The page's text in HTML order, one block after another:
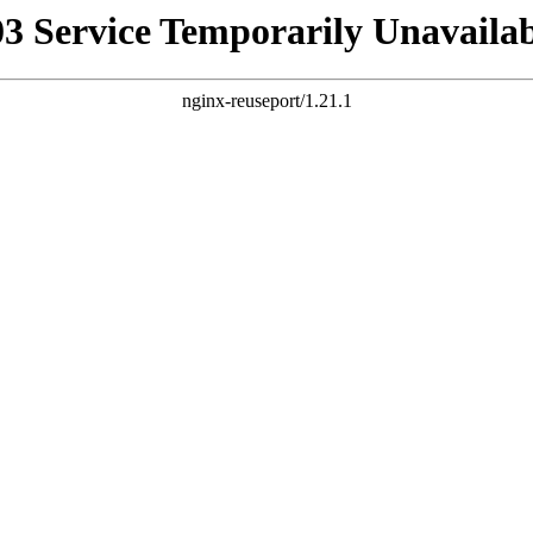
Service Temporarily
nginx-reuseport/1.21.1